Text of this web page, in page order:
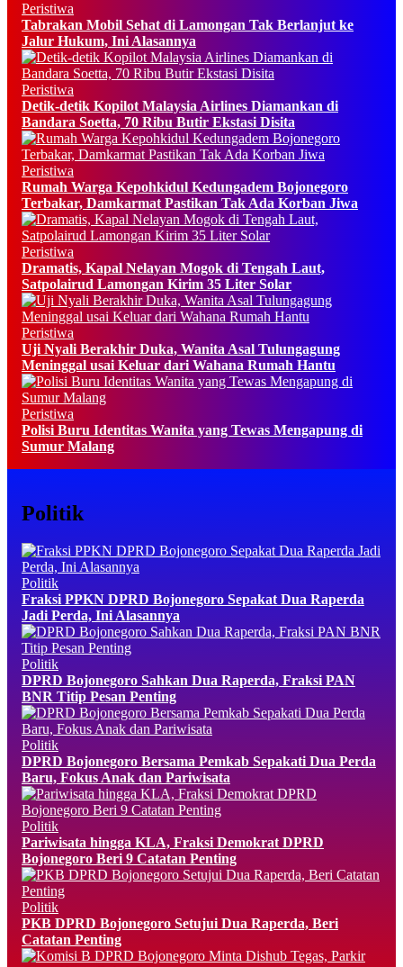
Peristiwa
Tabrakan Mobil Sehat di Lamongan Tak Berlanjut ke
Jalur Hukum, Ini Alasannya
Peristiwa
Detik-detik Kopilot Malaysia Airlines Diamankan di
Bandara Soetta, 70 Ribu Butir Ekstasi Disita
Peristiwa
Rumah Warga Kepohkidul Kedungadem Bojonegoro
Terbakar, Damkarmat Pastikan Tak Ada Korban Jiwa
Peristiwa
Dramatis, Kapal Nelayan Mogok di Tengah Laut,
Satpolairud Lamongan Kirim 35 Liter Solar
Peristiwa
Uji Nyali Berakhir Duka, Wanita Asal Tulungagung
Meninggal usai Keluar dari Wahana Rumah Hantu
Peristiwa
Polisi Buru Identitas Wanita yang Tewas Mengapung di
Sumur Malang
Politik
Politik
Fraksi PPKN DPRD Bojonegoro Sepakat Dua Raperda
Jadi Perda, Ini Alasannya
Politik
DPRD Bojonegoro Sahkan Dua Raperda, Fraksi PAN
BNR Titip Pesan Penting
Politik
DPRD Bojonegoro Bersama Pemkab Sepakati Dua Perda
Baru, Fokus Anak dan Pariwisata
Politik
Pariwisata hingga KLA, Fraksi Demokrat DPRD
Bojonegoro Beri 9 Catatan Penting
Politik
PKB DPRD Bojonegoro Setujui Dua Raperda, Beri
Catatan Penting